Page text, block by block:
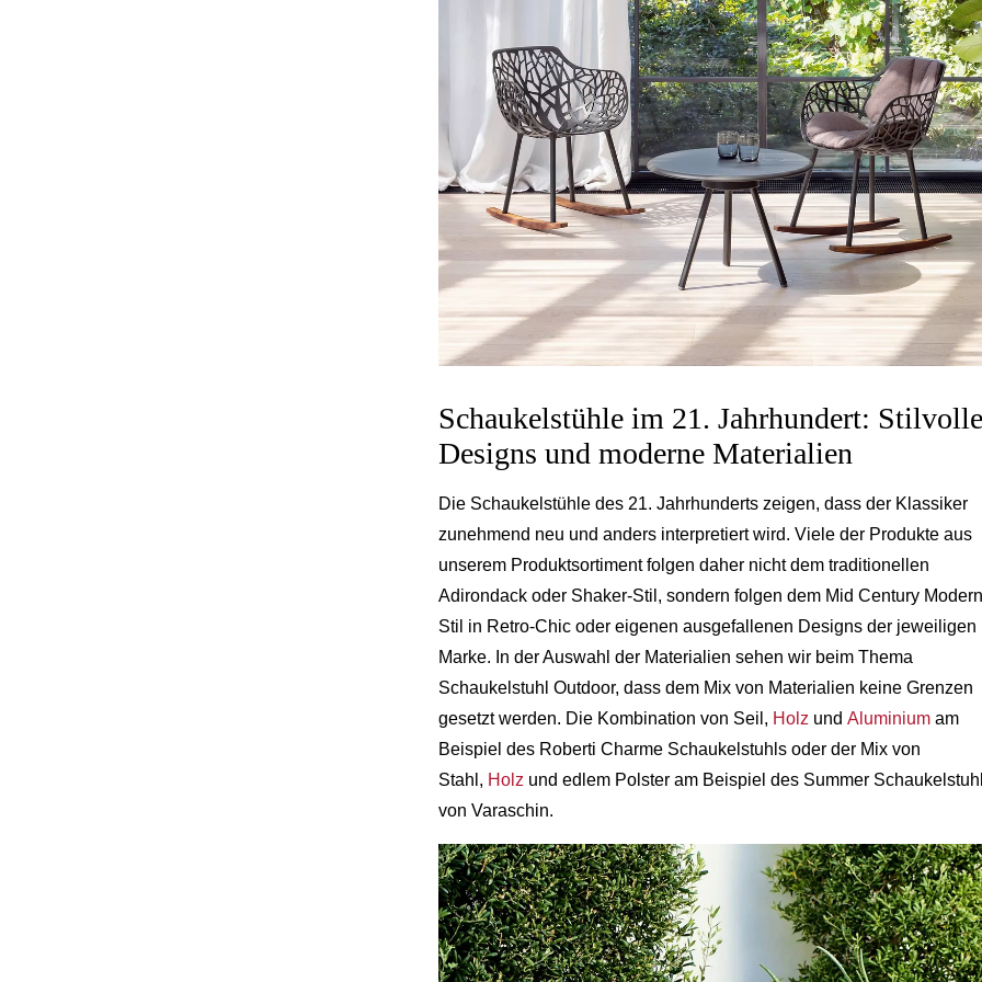
Schaukelstühle im 21. Jahrhundert: Stilvolle
Designs und moderne Materialien
Die Schaukelstühle des 21. Jahrhunderts zeigen, dass der Klassiker
zunehmend neu und anders interpretiert wird. Viele der Produkte aus
unserem Produktsortiment folgen daher nicht dem traditionellen
Adirondack oder Shaker-Stil, sondern folgen dem Mid Century
Stil in Retro-Chic oder eigenen ausgefallenen Designs der jeweiligen
Marke. In der Auswahl der Materialien sehen wir beim Thema
Schaukelstuhl Outdoor, dass dem Mix von Materialien keine Grenzen
gesetzt werden. Die Kombination von Seil, Holz und Aluminium am
Beispiel des Roberti Charme Schaukelstuhls oder der Mix von
Stahl, Holz und edlem Polster am Beispiel des Summer
von Varaschin.